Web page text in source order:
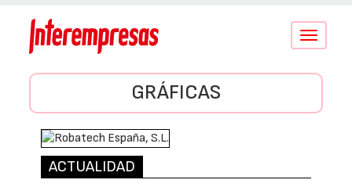
Conmutar
GRÁFICAS
ACTUALIDAD